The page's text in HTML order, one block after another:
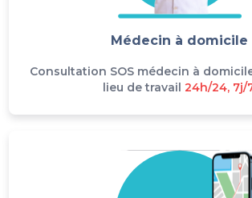
Médecin à domicile
Consultation SOS médecin à
lieu de travail 24h/24, 7j/